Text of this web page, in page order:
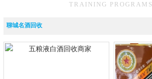
TRAINING PROGRAMS
聊城名酒回收